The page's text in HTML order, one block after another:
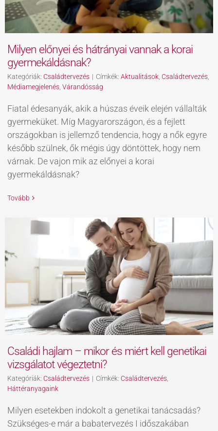
Milyen előnyei és hátrányai vannak a korai
gyermekáldásnak?
Kategóriák: Családtervezés | Címkék: Aktualitások Családtervezés
Médiamegjelenés Várandósság
Fiatal édesanyák, akik a húszas éveik elején vállalták
gyermeküket. Míg Magyarországon, és a fejlett
országokban is jellemző tendencia, hogy a nők egyre
később szülnek, ők mégis úgy döntöttek, hogy nem
várnak. De vajon mik az előnyei a korai
gyermekáldásnak?
Tovább
Családi hajlam – mikor és miért kell genetikai
vizsgálatot végeztetni?
Kategóriák: Családtervezés | Címkék: Családtervezés
Háttéranyagaink
Milyen esetekben indokolt a genetikai tanácsadás?
Szükséges-e már a babatervezés I időszakában